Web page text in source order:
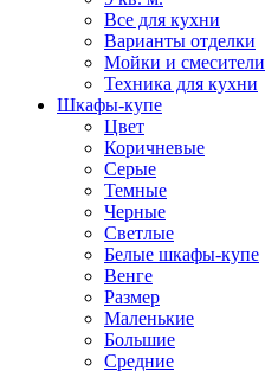
Все для кухни
Варианты отделки
Мойки и смесители
Техника для кухни
Шкафы-купе
Цвет
Коричневые
Серые
Темные
Черные
Светлые
Белые шкафы-купе
Венге
Размер
Маленькие
Большие
Средние